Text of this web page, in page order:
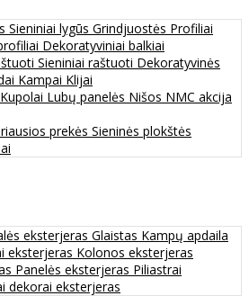
Sieniniai lygūs Grindjuostės Profiliai
Dekoratyviniai balkiai
Sieniniai raštuoti Dekoratyvinės
Kampai Klijai
Kupolai Lubų panelės Nišos NMC akcija
prekės Sieninės plokštės
eksterjeras Glaistas Kampų apdaila
eksterjeras Kolonos eksterjeras
Panelės eksterjeras Piliastrai
dekorai eksterjeras